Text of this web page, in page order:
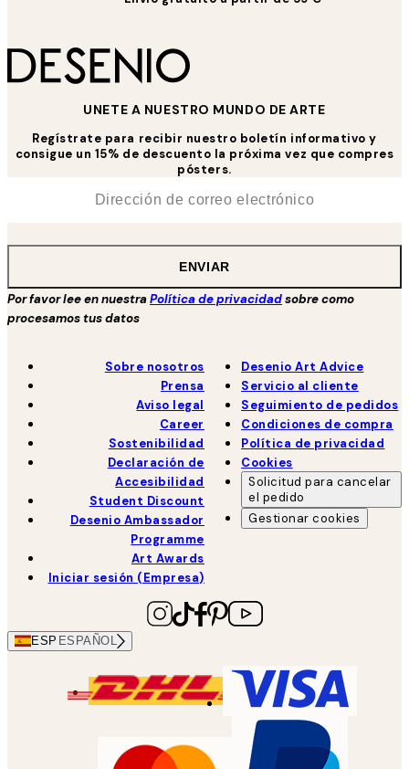
UNETE A NUESTRO MUNDO DE ARTE
Regístrate para recibir nuestro boletín informativo y
consigue un 15% de descuento la próxima vez que compres
pósters.
ENVIAR
Por favor lee en nuestraPolítica de privacidadsobre como
procesamos tus datos
Sobre nosotros
Prensa
Aviso legal
Career
Sostenibilidad
Declaración de
Accesibilidad
Student Discount
Desenio Ambassador
Programme
Art Awards
Iniciar sesión (Empresa)
Desenio Art Advice
Servicio al cliente
Seguimiento de pedidos
Condiciones de compra
Política de privacidad
Cookies
Solicitud para cancelar
el pedido
Gestionar cookies
ESP ESPAÑOL